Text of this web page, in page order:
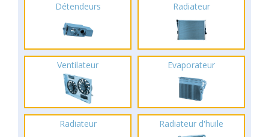
Détendeurs Radiateur
Ventilateur Evaporateur
Radiateur Radiateur d'huile